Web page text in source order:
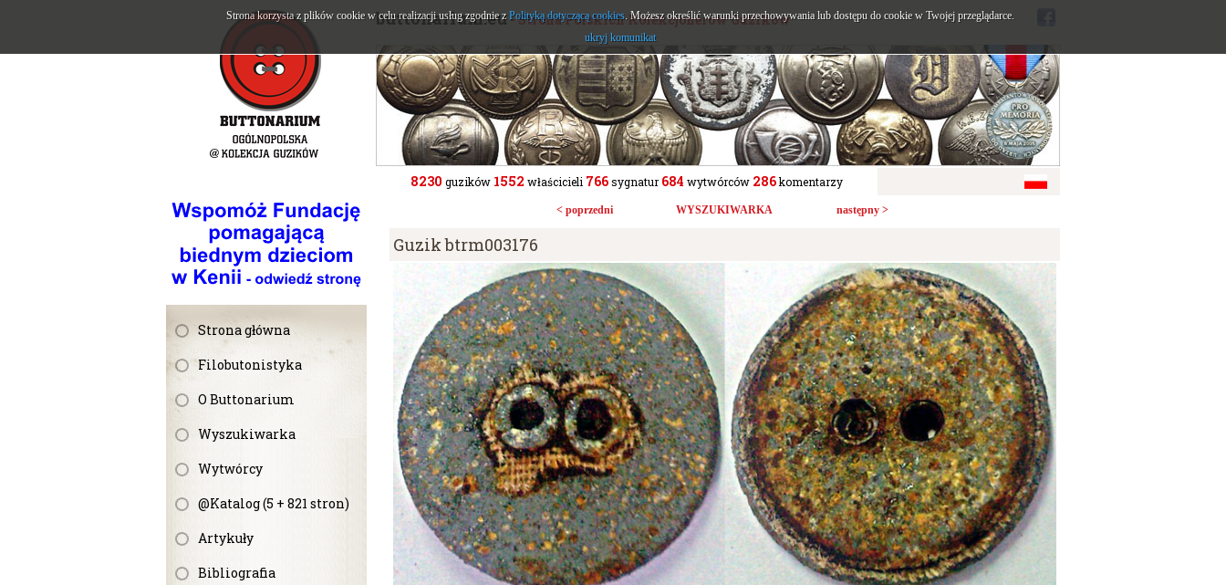
Strona główna
Filobutonistyka
O Buttonarium
Wyszukiwarka
Wytwórcy
@Katalog (5 + 821 stron)
Artykuły
Bibliografia
buttonarium.eu- Strona Polskich Kolekcjonerów Guzików
8230 guzików 1552 właścicieli 766sygnatur684 wytwórców 286komentarzy
< poprzedni WYSZUKIWARKA następny >
Guzik btrm003176
Strona korzysta z plików cookie w celu realizacji usług zgodnie z Polityką dotyczącą cookies. Możesz określić warunki przechowywania lub dostępu do cookie w Twojej przeglądarce.
ukryj komunikat